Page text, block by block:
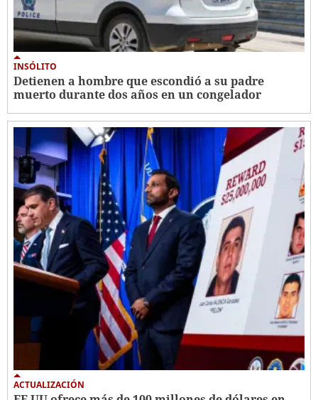
INSÓLITO
Detienen a hombre que escondió a su padre
muerto durante dos años en un congelador
ACTUALIZACIÓN